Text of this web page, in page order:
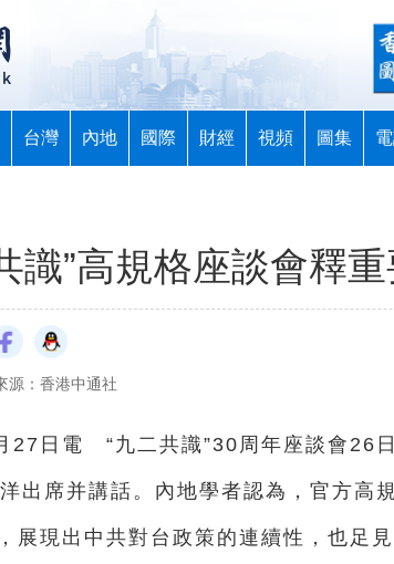
台灣 內地 國際 財經 視頻 圖集
識”高規格座談會釋
源：香港中通社
日電 “九二共識”30周年座談會26日
出席并講話。內地學者認為，官方高
展現出中共對台政策的連續性，也足